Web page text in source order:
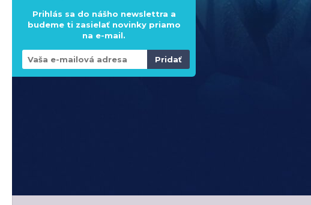
Prihlás sa do nášho newslettra a
budeme ti zasielať novinky priamo
na e-mail.